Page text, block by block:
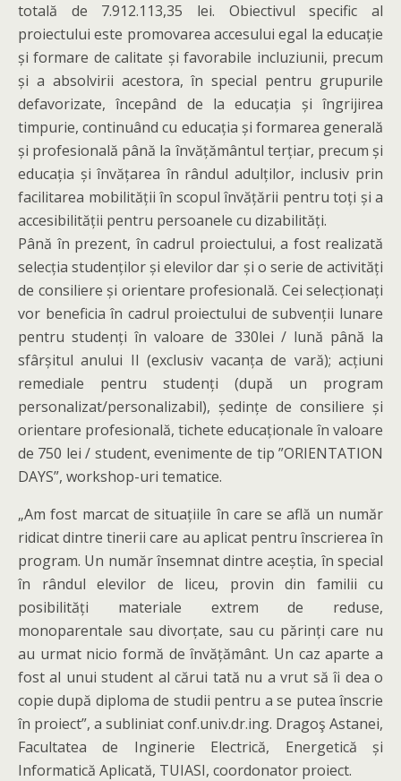
totală de 7.912.113,35 lei. Obiectivul specific al
proiectului este promovarea accesului egal la educație
și formare de calitate și favorabile incluziunii, precum
și a absolvirii acestora, în special pentru grupurile
defavorizate, începând de la educația și îngrijirea
timpurie, continuând cu educația și formarea generală
și profesională până la învățământul terțiar, precum și
educația și învățarea în rândul adulților, inclusiv prin
facilitarea mobilității în scopul învățării pentru toți și a
accesibilității pentru persoanele cu dizabilități.
Până în prezent, în cadrul proiectului, a fost realizată
selecția studenților și elevilor dar și o serie de activități
de consiliere și orientare profesională. Cei selecționați
vor beneficia în cadrul proiectului de subvenții lunare
pentru studenți în valoare de 330lei / lună până la
sfârșitul anului II (exclusiv vacanța de vară); acțiuni
remediale pentru studenți (după un program
personalizat/personalizabil), ședințe de consiliere și
orientare profesională, tichete educaționale în valoare
de 750 lei / student, evenimente de tip ”ORIENTATION
DAYS”, workshop-uri tematice.
„Am fost marcat de situațiile în care se află un număr
ridicat dintre tinerii care au aplicat pentru înscrierea în
program. Un număr însemnat dintre aceștia, în special
în rândul elevilor de liceu, provin din familii cu
posibilități materiale extrem de reduse,
monoparentale sau divorțate, sau cu părinți care nu
au urmat nicio formă de învățământ. Un caz aparte a
fost al unui student al cărui tată nu a vrut să îi dea o
copie după diploma de studii pentru a se putea înscrie
în proiect”, a subliniat conf.univ.dr.ing. Dragoş Astanei,
Facultatea de Inginerie Electrică, Energetică și
Informatică Aplicată, TUIASI, coordonator proiect.